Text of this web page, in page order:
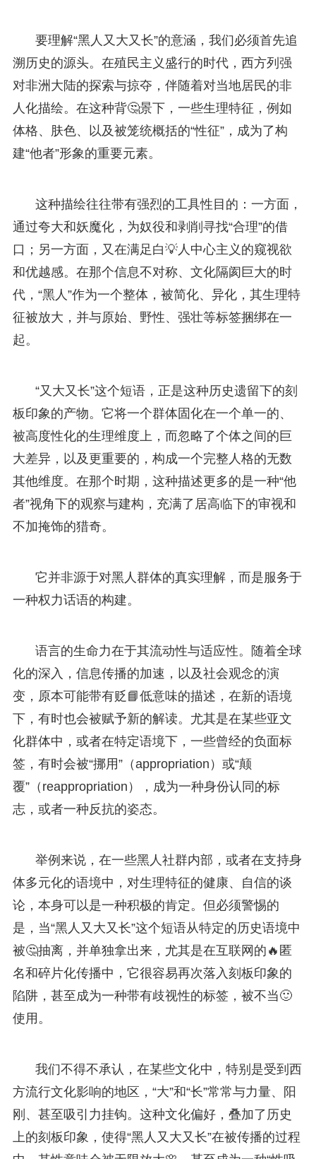
要理解“黑人又大又长”的意涵，我们必须首先追
溯历史的源头。在殖民主义盛行的时代，西方列强
对非洲大陆的探索与掠夺，伴随着对当地居民的非
人化描绘。在这种背🤔景下，一些生理特征，例如
体格、肤色、以及被笼统概括的“性征”，成为了构
建“他者”形象的重要元素。
这种描绘往往带有强烈的工具性目的：一方面，
通过夸大和妖魔化，为奴役和剥削寻找“合理”的借
口；另一方面，又在满足白💡人中心主义的窥视欲
和优越感。在那个信息不对称、文化隔阂巨大的时
代，“黑人”作为一个整体，被简化、异化，其生理特
征被放大，并与原始、野性、强壮等标签捆绑在一
起。
“又大又长”这个短语，正是这种历史遗留下的刻
板印象的产物。它将一个群体固化在一个单一的、
被高度性化的生理维度上，而忽略了个体之间的巨
大差异，以及更重要的，构成一个完整人格的无数
其他维度。在那个时期，这种描述更多的是一种“他
者”视角下的观察与建构，充满了居高临下的审视和
不加掩饰的猎奇。
它并非源于对黑人群体的真实理解，而是服务于
一种权力话语的构建。
语言的生命力在于其流动性与适应性。随着全球
化的深入，信息传播的加速，以及社会观念的演
变，原本可能带有贬📘低意味的描述，在新的语境
下，有时也会被赋予新的解读。尤其是在某些亚文
化群体中，或者在特定语境下，一些曾经的负面标
签，有时会被“挪用”（appropriation）或“颠
覆”（reappropriation），成为一种身份认同的标
志，或者一种反抗的姿态。
举例来说，在一些黑人社群内部，或者在支持身
体多元化的语境中，对生理特征的健康、自信的谈
论，本身可以是一种积极的肯定。但必须警惕的
是，当“黑人又大又长”这个短语从特定的历史语境中
被🤔抽离，并单独拿出来，尤其是在互联网的🔥匿
名和碎片化传播中，它很容易再次落入刻板印象的
陷阱，甚至成为一种带有歧视性的标签，被不当🙂
使用。
我们不得不承认，在某些文化中，特别是受到西
方流行文化影响的地区，“大”和“长”常常与力量、阳
刚、甚至吸引力挂钩。这种文化偏好，叠加了历史
上的刻板印象，使得“黑人又大又长”在被传播的过程